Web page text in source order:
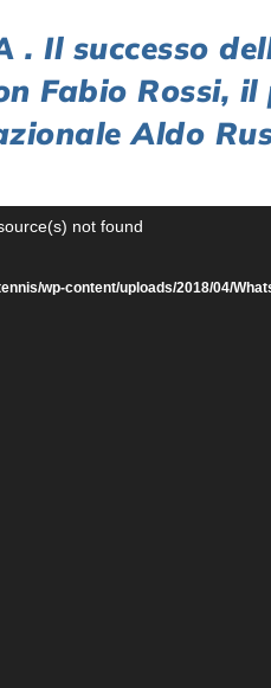
. Il successo
Fabio Rossi,
Aldo
not found
wp-content/uploads/2018/04/